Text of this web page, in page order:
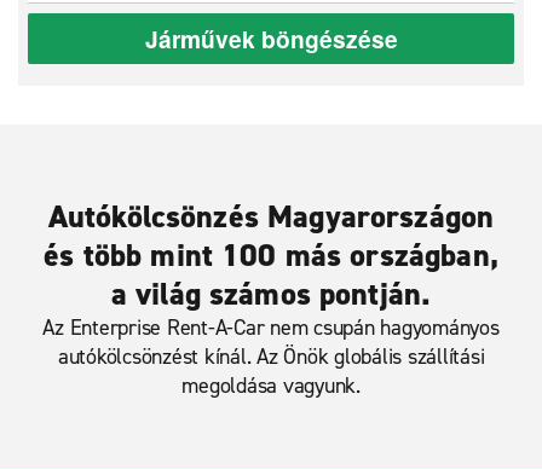
Járművek böngészése
Autókölcsönzés Magyarországon
és több mint 100 más országban,
a világ számos pontján.
Az Enterprise Rent-A-Car nem csupán hagyományos
autókölcsönzést kínál. Az Önök globális szállítási
megoldása vagyunk.